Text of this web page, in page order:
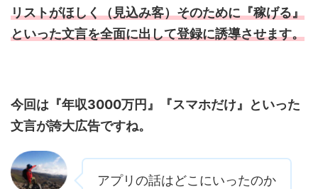
リストがほしく（見込み客）そのために『稼げる』
といった文言を全面に出して登録に誘導させます。
今回は『年収3000万円』『スマホだけ』といった
文言が誇大広告ですね。
アプリの話はどこにいったのか